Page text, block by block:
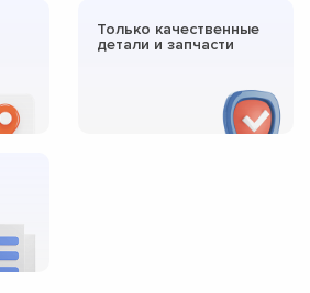
Только качественные
детали и запчасти